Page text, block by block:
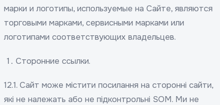
марки и логотипы, используемые на Сайте, являются
торговыми марками, сервисными марками или
логотипами соответствующих владельцев.
Сторонние ссылки.
12.1. Сайт може містити посилання на сторонні сайти,
які не належать або не підконтрольні SOM. Ми не